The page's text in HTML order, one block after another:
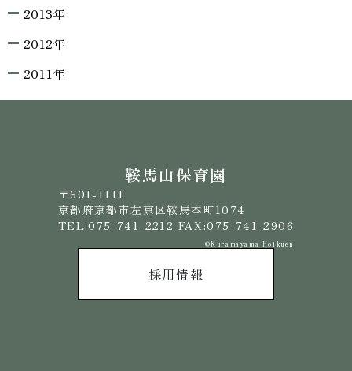
2013年
2012年
2011年
鞍馬山保育園
〒601-1111
京都府京都市左京区鞍馬本町1074
TEL:075-741-2212 FAX:075-741-2906
©️Kuramayama Hoikuen
採用情報